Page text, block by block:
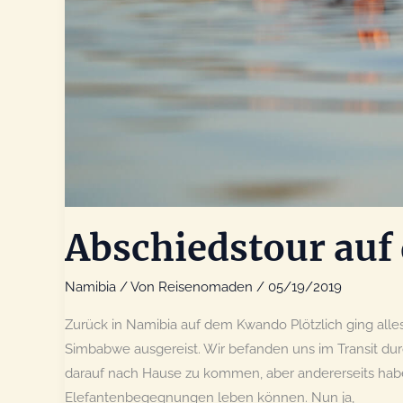
Abschiedstour
Namibia / Von Reisenomaden / 05/19/2019
Zurück in Namibia auf dem Kwando Plötzlich ging
Simbabwe ausgereist. Wir befanden uns im Transit
darauf nach Hause zu kommen, aber andererseits
Elefantenbegegnungen leben können. Nun ja,